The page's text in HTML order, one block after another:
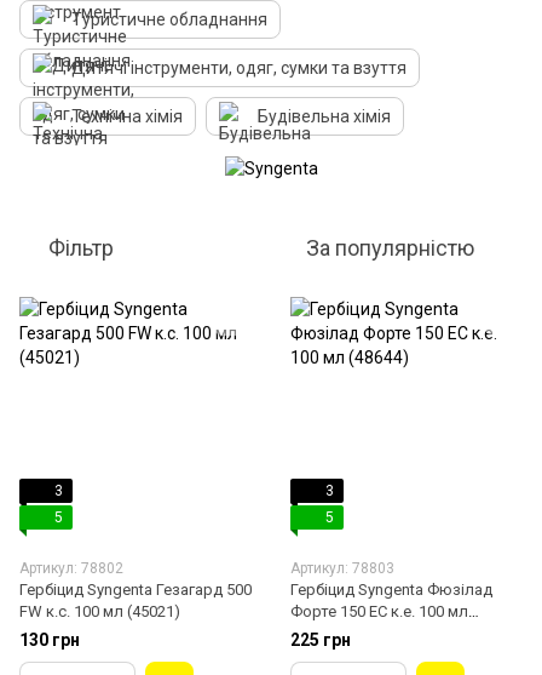
Туристичне обладнання
Дитячі інструменти, одяг, сумки та взуття
Технічна хімія Будівельна хімія
Фільтр За популярністю
3
5
Артикул: 78802
Гербіцид Syngenta Гезагард 500
FW к.с. 100 мл (45021)
130 грн
3
5
Артикул: 78803
Гербіцид Syngenta Фюзілад
Форте 150 EC к.е. 100 мл
(48644)
225 грн